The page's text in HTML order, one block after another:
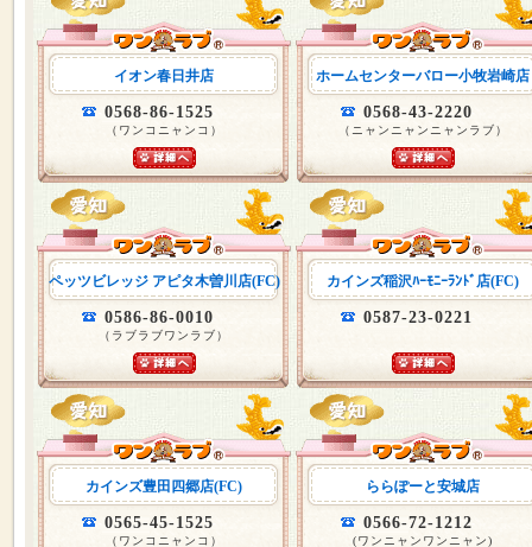
イオン春日井店
0568-86-1525
（ワンコニャンコ）
ホームセンターバロー小牧岩崎店
0568-43-2220
（ニャンニャンニャンラブ）
ペッツビレッジ アピタ木曽川店(FC)
0586-86-0010
（ラブラブワンラブ）
カインズ稲沢ﾊｰﾓﾆｰﾗﾝﾄﾞ店(FC)
0587-23-0221
カインズ豊田四郷店(FC)
0565-45-1525
（ワンコニャンコ）
ららぽーと安城店
0566-72-1212
(ワンニャンワンニャン)